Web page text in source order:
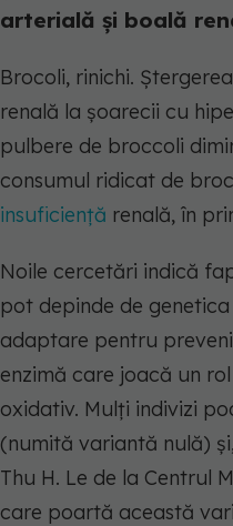
arterială și boală
Brocoli, rinichi.
renală la șoarecii cu
pulbere de broccoli
consumul ridicat de
insuficiență renală, în
Noile cercetări indică
pot depinde de
adaptare pentru
enzimă care joacă un
oxidativ. Mulți indivizi
(numită variantă nulă)
Thu H. Le de la Centrul
care poartă această